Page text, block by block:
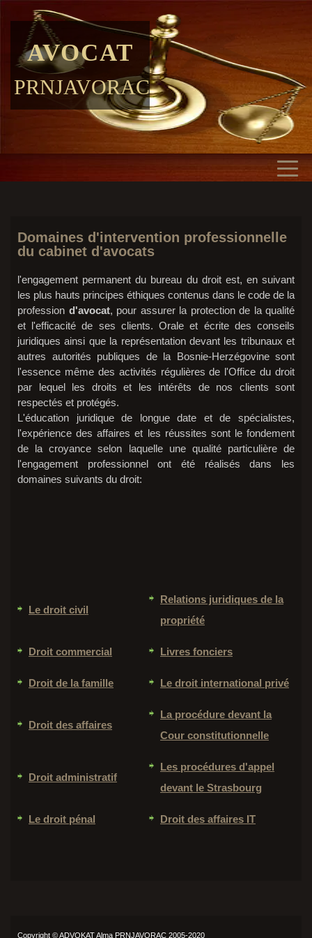
AVOCAT
PRNJAVORAC
Domaines d'intervention professionnelle
du cabinet d'avocats
l'engagement permanent du bureau du droit est, en suivant
les plus hauts principes éthiques contenus dans le code de la
profession d'avocat, pour assurer la protection de la qualité
et l'efficacité de ses clients. Orale et écrite des conseils
juridiques ainsi que la représentation devant les tribunaux et
autres autorités publiques de la Bosnie-Herzégovine sont
l'essence même des activités régulières de l'Office du droit
par lequel les droits et les intérêts de nos clients sont
respectés et protégés.
L'éducation juridique de longue date et de spécialistes,
l'expérience des affaires et les réussites sont le fondement
de la croyance selon laquelle une qualité particulière de
l'engagement professionnel ont été réalisés dans les
domaines suivants du droit:
Le droit civil
Relations juridiques de la
propriété
Droit commercial Livres fonciers
Droit de la famille Le droit international privé
Droit des affaires
La procédure devant la
Cour constitutionnelle
Droit administratif
Les procédures d'appel
devant le Strasbourg
Le droit pénal Droit des affaires IT
Copyright © ADVOKAT Alma PRNJAVORAC 2005-2020